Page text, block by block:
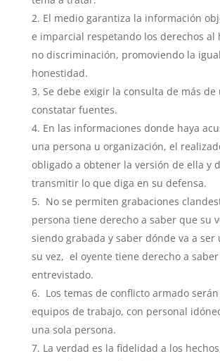
El medio garantiza la información
e imparcial respetando los derechos al
no discriminación, promoviendo la
honestidad.
Se debe exigir la consulta de más
constatar fuentes.
En las informaciones donde haya
una persona u organización, el
obligado a obtener la versión de ella y
transmitir lo que diga en su defensa.
No se permiten grabaciones
persona tiene derecho a saber que su
siendo grabada y saber dónde va a ser
su vez, el oyente tiene derecho a
entrevistado.
Los temas de conflicto armado
equipos de trabajo, con personal
una sola persona.
La verdad es la fidelidad a los